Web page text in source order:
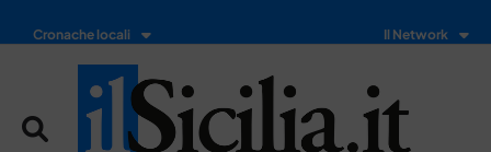
Cronache locali Il Network